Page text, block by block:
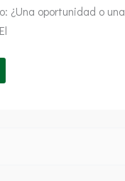
¿Una oportunidad o